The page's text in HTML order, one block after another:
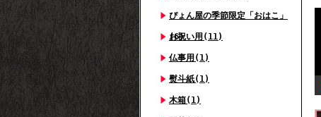
ぴょん屋の季節限定「おはこ」
(6)
お祝い用(11)
仏事用(1)
熨斗紙(1)
木箱(1)